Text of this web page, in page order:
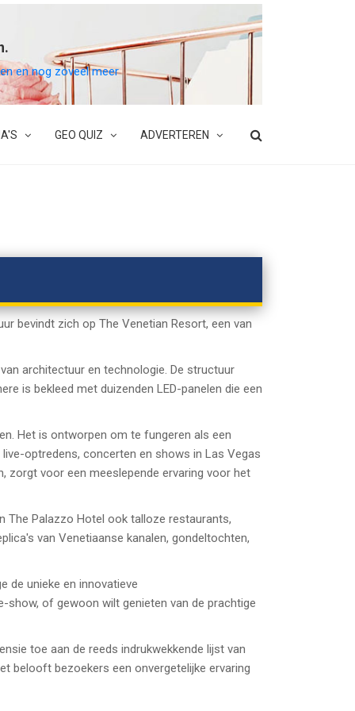
en nog zoveel meer
GEO QUIZ ADVERTEREN
bevindt zich op The Venetian Resort, een van
architectuur en technologie. De structuur
is bekleed met duizenden LED-panelen die een
Het is ontworpen om te fungeren als een
optredens, concerten en shows in Las Vegas
zorgt voor een meeslepende ervaring voor het
The Palazzo Hotel ook talloze restaurants,
van Venetiaanse kanalen, gondeltochten,
de unieke en innovatieve
show, of gewoon wilt genieten van de prachtige
toe aan de reeds indrukwekkende lijst van
belooft bezoekers een onvergetelijke ervaring